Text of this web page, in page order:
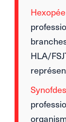
Hexopée
HLA/
Synofdes